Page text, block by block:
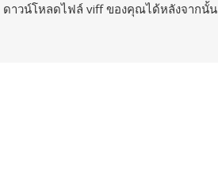
ดาวน์โหลดไฟล์ viff ของคุณได้หลังจากนั้น